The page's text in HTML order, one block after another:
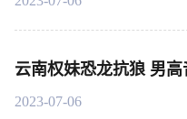
云南权妹恐龙抗狼 男
2023-07-06